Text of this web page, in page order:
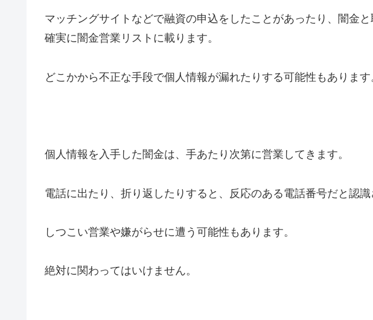
マッチングサイトなどで融資の申込をしたことがあったり、闇金
確実に闇金営業リストに載ります。
どこかから不正な手段で個人情報が漏れたりする可能性もあります
個人情報を入手した闇金は、手あたり次第に営業してきます。
電話に出たり、折り返したりすると、反応のある電話番号だと認識
しつこい営業や嫌がらせに遭う可能性もあります。
絶対に関わってはいけません。